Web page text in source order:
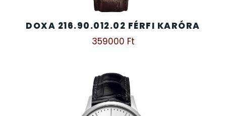
DOXA 216.90.012.02 FÉRFI KARÓRA
359000 Ft